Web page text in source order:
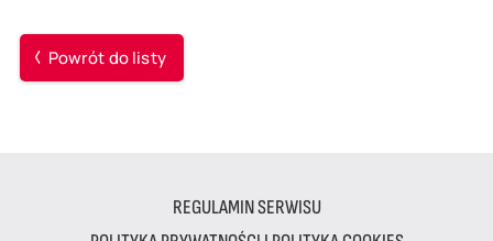
Powrót do listy
REGULAMIN SERWISU